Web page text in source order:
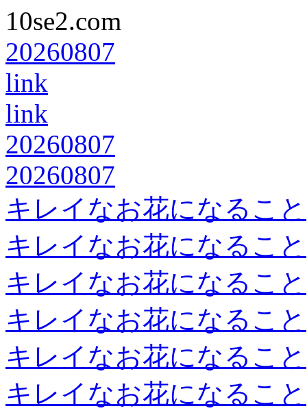
10se2.com
20260807
link
link
20260807
20260807
キレイなお花になること
キレイなお花になること
キレイなお花になること
キレイなお花になること
キレイなお花になること
キレイなお花になること